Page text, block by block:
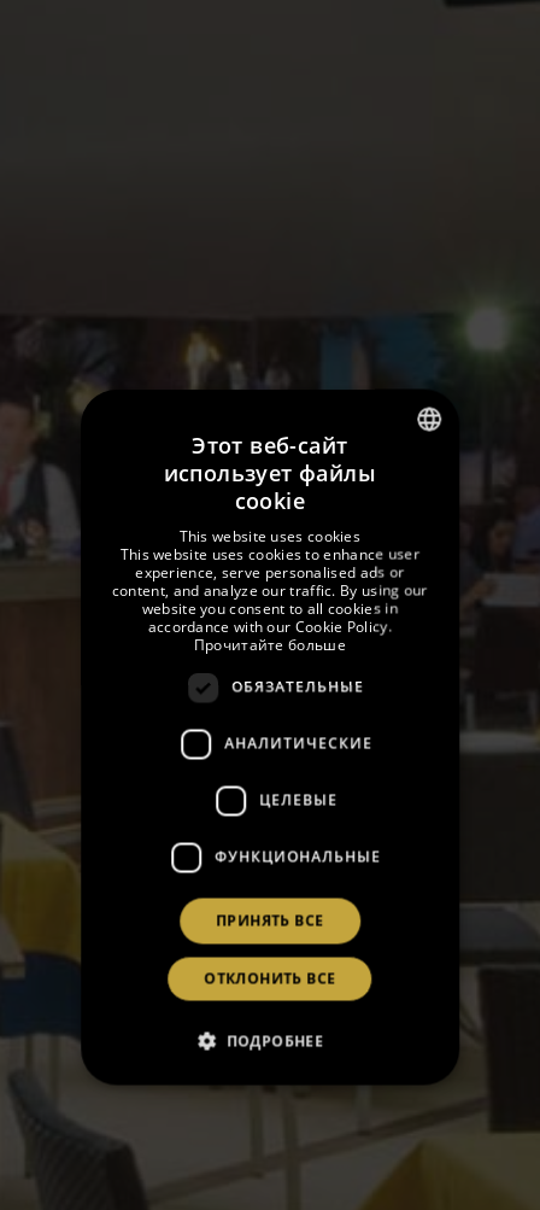
СОБРАНИЕ
АКЦИОНЕРОВ
SPANISH
GERMAN
FRENCH
Этот веб-сайт
использует файлы
cookie
This website uses cookies
This website uses cookies to enhance user
experience, serve personalised ads or
content, and analyze our traffic. By using our
website you consent to all cookies in
accordance with our Cookie Policy.
Прочитайте больше
ОБЯЗАТЕЛЬНЫЕ
АНАЛИТИЧЕСКИЕ
ЦЕЛЕВЫЕ
ФУНКЦИОНАЛЬНЫЕ
ПРИНЯТЬ ВСЕ
ОТКЛОНИТЬ ВСЕ
ПОДРОБНЕЕ